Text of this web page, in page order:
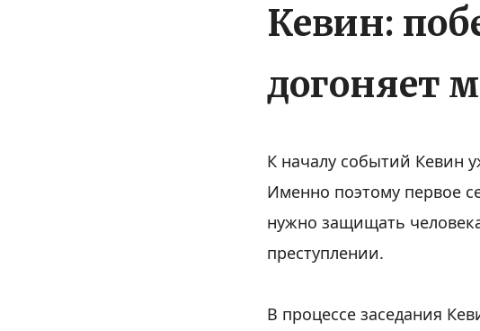
Кевин:
догоняет
К началу событий Кевин
Именно поэтому первое
нужно защищать
преступлении.
В процессе заседания